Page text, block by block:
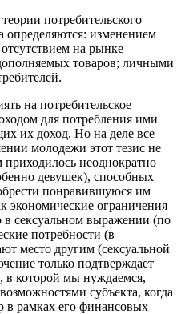
потребительского
определяются: изменением
на рынке
товаров; личными
на потребительское
для потребления ими
их доход. Но на деле все
молодежи этот тезис не
неоднократно
девушек), способных
понравившуюся им
экономические ограничения
в сексуальном выражении (по
потребности (в
место другим (сексуальной
только подтверждает
в которой мы нуждаемся,
субъекта, когда
в рамках его финансовых